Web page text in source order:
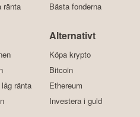
ränta
Bästa fonderna
ränta
Alternativt
Köpa krypto
Bitcoin
Ethereum
Investera i guld